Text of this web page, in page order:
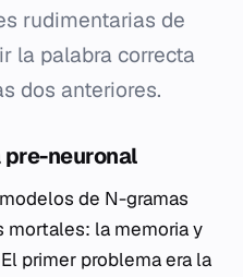
rudimentarias de
la palabra correcta
dos anteriores.
neuronal
de N-gramas
mortales: la memoria y
primer problema era la